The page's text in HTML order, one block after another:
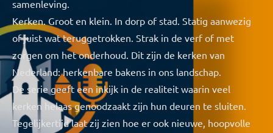
samenleving.
Kerken. Groot en klein. In dorp of stad. Statig aanwezig
of juist wat teruggetrokken. Strak in de verf of met
zorgen om het onderhoud. Dit zijn de kerken van
Nederland: herkenbare bakens in ons landschap.
De serie geeft een inkijk in de realiteit waarin veel
kerken helaas genoodzaakt zijn hun deuren te sluiten.
Tegelijkertijd laat zij zien hoe er ook nieuwe, hoopvolle